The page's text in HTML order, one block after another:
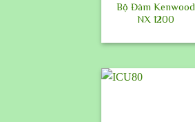
Bộ Đàm Kenwood
NX 1200